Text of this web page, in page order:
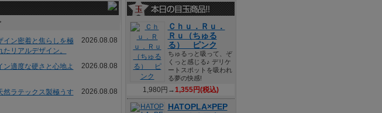
イン密着と焦らしを極
リアルデザイン。
2026.08.08
ン適度な硬さと心地よ
2026.08.08
然ラテックス製極うす
2026.08.08
Ｃｈｕ．Ｒｕ．
Ｒｕ（ちゅる
る） ピンク
ちゅるっと吸って、ぞ
くっと感じる♪ デリケ
ートスポットを吸われ
る夢の快感!
1,980円→1,355円(税込)
HATOPLA×PEP